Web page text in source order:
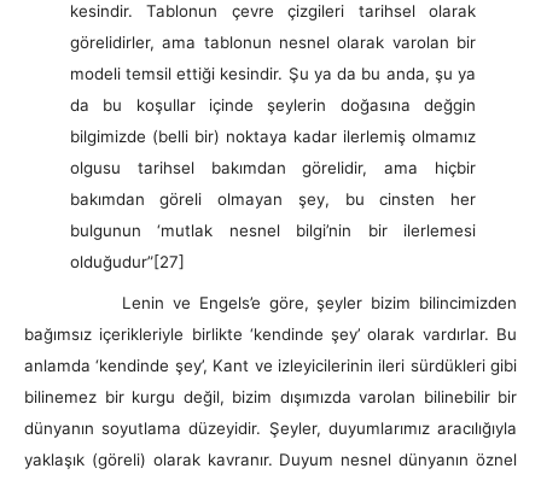
kesindir. Tablonun çevre çizgileri tarihsel olarak
görelidirler, ama tablonun nesnel olarak varolan bir
modeli temsil ettiği kesindir. Şu ya da bu anda, şu ya
da bu koşullar içinde şeylerin doğasına değgin
bilgimizde (belli bir) noktaya kadar ilerlemiş olmamız
olgusu tarihsel bakımdan görelidir, ama hiçbir
bakımdan göreli olmayan şey, bu cinsten her
bulgunun ‘mutlak nesnel bilgi’nin bir ilerlemesi
olduğudur”[27]
Lenin ve Engels’e göre, şeyler bizim bilincimizden
bağımsız içerikleriyle birlikte ‘kendinde şey’ olarak vardırlar. Bu
anlamda ‘kendinde şey’, Kant ve izleyicilerinin ileri sürdükleri gibi
bilinemez bir kurgu değil, bizim dışımızda varolan bilinebilir bir
dünyanın soyutlama düzeyidir. Şeyler, duyumlarımız aracılığıyla
yaklaşık (göreli) olarak kavranır. Duyum nesnel dünyanın öznel